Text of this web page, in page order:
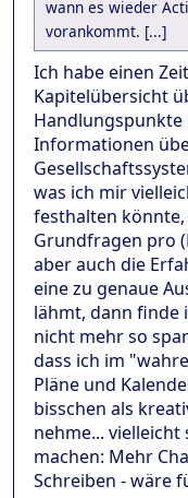
wann es wieder
vorankommt. [...]
Ich habe einen
Kapitelübersicht
Handlungspunkte
Informationen
was ich mir
festhalten
Grundfragen pro
aber auch die
eine zu genaue
lähmt, dann finde
nicht mehr so
dass ich im
Pläne und
bisschen als
nehme...
machen: Mehr
Schreiben - wäre